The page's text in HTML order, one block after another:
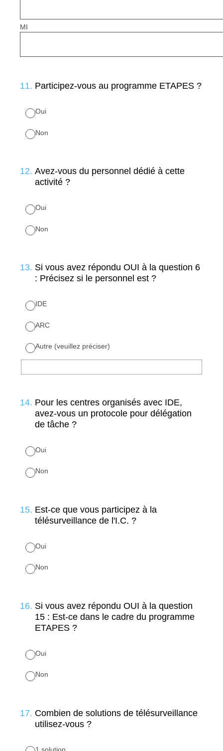
MI
11. Participez-vous au programme ETAPES ?
Oui
Non
12. Avez-vous du personnel dédié à cette
activité ?
Oui
Non
13. Si vous avez répondu OUI à la question 6
: Précisez si le personnel est ?
IDE
ARC
Autre (veuillez préciser)
14. Pour les centres organisés avec IDE,
avez-vous un protocole pour délégation
de tâche ?
Oui
Non
15. Est-ce que vous participez à la
télésurveillance de l'I.C. ?
Oui
Non
16. Si vous avez répondu OUI à la question
15 : Est-ce dans le cadre du programme
ETAPES ?
Oui
Non
17. Combien de solutions de télésurveillance
utilisez-vous ?
1 solution